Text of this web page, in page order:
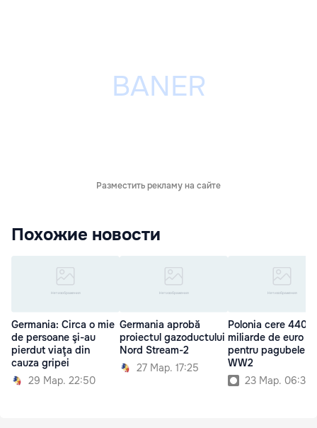
Разместить рекламу на сайте
Похожие новости
Germania: Circa o mie
de persoane şi-au
pierdut viaţa din
cauza gripei
29 Мар. 22:50
Germania aprobă
proiectul gazoductului
Nord Stream-2
27 Мар. 17:25
Polonia cere 440
miliarde de euro
pentru pagubele
WW2
23 Мар. 06:30